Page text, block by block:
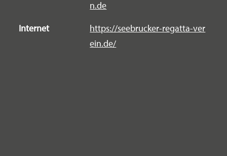
n.de
Internet
https://seebrucker-regatta-ver
ein.de/